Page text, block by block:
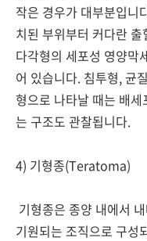
작은 경우가 대부분입니
치된 부위부터 커다란
다각형의 세포성 영양막
어 있습니다. 침투형, 균
형으로 나타날 때는 배
는 구조도 관찰됩니다.
4) 기형종(Teratoma)
기형종은 종양 내에서
기원되는 조직으로 구성